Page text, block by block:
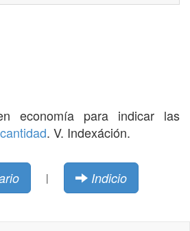
economía para indicar las
cantidad. V. Indexáción.
| Indicio